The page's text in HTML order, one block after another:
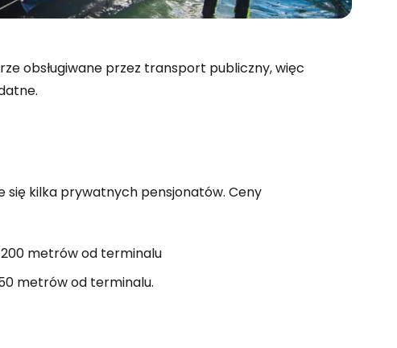
obsługiwane przez transport publiczny, więc
się kilka prywatnych pensjonatów. Ceny
metrów od terminalu
metrów od terminalu.
Cestee
Kontynuuj z Google